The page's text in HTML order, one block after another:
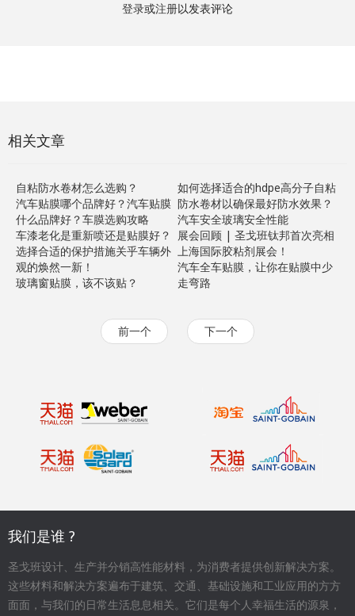
登录或注册以发表评论
相关文章
自粘防水卷材怎么选购？
汽车贴膜哪个品牌好？汽车贴膜
什么品牌好？车膜选购攻略
车漆老化是重新喷还是贴膜好？
选择合适的保护措施关乎车辆外
观的焕然一新！
玻璃窗贴膜，该不该贴？
如何选择适合的hdpe高分子自粘
防水卷材以确保最好防水效果？
汽车安全玻璃安全性能
展会回顾 | 圣戈班钛邦首次亮相
上海国际胶粘剂展会！
汽车全车贴膜，让你在贴膜中少
走弯路
前一个 下一个
我们是谁 ?
圣戈班设计、生产并分销高性能材料，为消费者提供创新解决方案。
这些材料和解决方案遍布于建筑、交通、基础设施和工业应用的方方
面面，与我们的日常生活息息相关。它们是每个人幸福生活的源泉，